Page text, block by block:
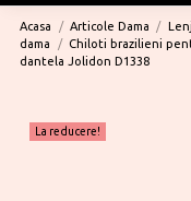
Acasa Articole Dama
dama
Chiloti brazilieni
dantela Jolidon D1338
La reducere!